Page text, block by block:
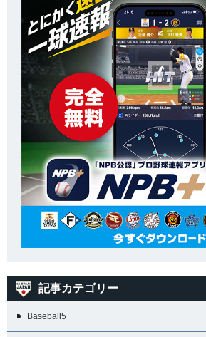
記事カテゴリー
Baseball5